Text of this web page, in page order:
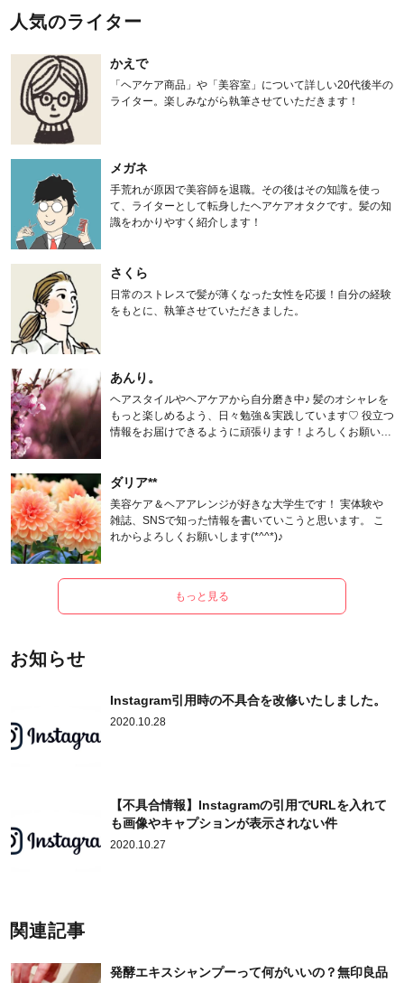
人気のライター
かえで
「ヘアケア商品」や「美容室」について詳しい20代後半の
ライター。楽しみながら執筆させていただきます！
メガネ
手荒れが原因で美容師を退職。その後はその知識を使っ
て、ライターとして転身したヘアケアオタクです。髪の知
識をわかりやすく紹介します！
さくら
日常のストレスで髪が薄くなった女性を応援！自分の経験
をもとに、執筆させていただきました。
あんり。
ヘアスタイルやヘアケアから自分磨き中♪ 髪のオシャレを
もっと楽しめるよう、日々勉強＆実践しています♡ 役立つ
情報をお届けできるように頑張ります！よろしくお願いし
ダリア**
美容ケア＆ヘアアレンジが好きな大学生です！ 実体験や
雑誌、SNSで知った情報を書いていこうと思います。 こ
れからよろしくお願いします(*^^*)♪
もっと見る
お知らせ
Instagram引用時の不具合を改修いたしました。
2020.10.28
【不具合情報】Instagramの引用でURLを入れて
も画像やキャプションが表示されない件
2020.10.27
関連記事
発酵エキスシャンプーって何がいいの？無印良品